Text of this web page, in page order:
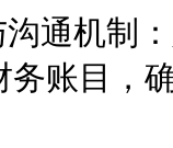
机制：
务账目，